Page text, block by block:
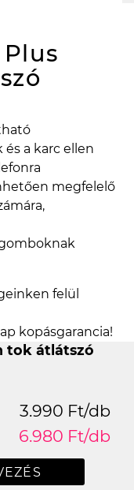
és a karc ellen
megfelelő
felül
kopásgarancia!
tok átlátszó
3.990 Ft/db
6.980 Ft/db